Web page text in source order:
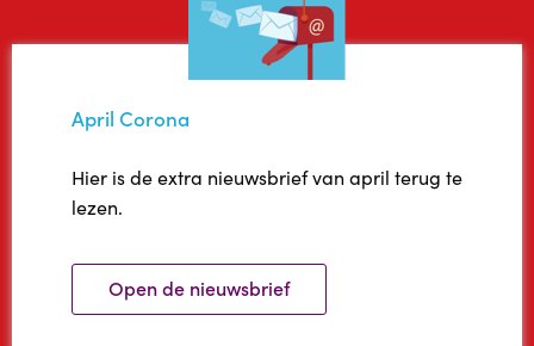
April Corona
Hier is de extra nieuwsbrief van april terug te
lezen.
Open de nieuwsbrief